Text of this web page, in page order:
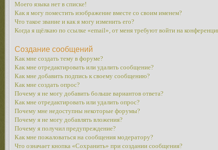
Моего языка нет в списке!
Как я могу поместить изображение вместе со своим именем?
Что такое звание и как я могу изменить его?
Когда я щёлкаю по ссылке «email», от меня требуют войти на
Создание сообщений
Как мне создать тему в форуме?
Как мне отредактировать или удалить сообщение?
Как мне добавить подпись к своему сообщению?
Как мне создать опрос?
Почему я не могу добавить больше вариантов ответа?
Как мне отредактировать или удалить опрос?
Почему мне недоступны некоторые форумы?
Почему я не могу добавлять вложения?
Почему я получил предупреждение?
Как мне пожаловаться на сообщения модератору?
Что означает кнопка «Сохранить» при создании сообщения?